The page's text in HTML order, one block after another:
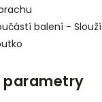
balení -
parametry